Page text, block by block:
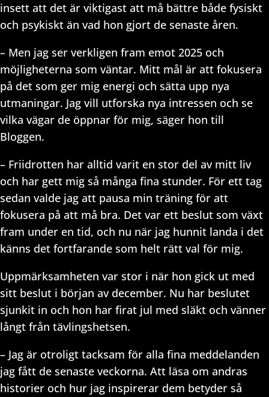
insett att det är viktigast att må bättre både fysiskt
och psykiskt än vad hon gjort de senaste åren.
– Men jag ser verkligen fram emot 2025 och
möjligheterna som väntar. Mitt mål är att fokusera
på det som ger mig energi och sätta upp nya
utmaningar. Jag vill utforska nya intressen och se
vilka vägar de öppnar för mig, säger hon till
Bloggen.
– Friidrotten har alltid varit en stor del av mitt liv
och har gett mig så många fina stunder. För ett tag
sedan valde jag att pausa min träning för att
fokusera på att må bra. Det var ett beslut som växt
fram under en tid, och nu när jag hunnit landa i det
känns det fortfarande som helt rätt val för mig.
Uppmärksamheten var stor i när hon gick ut med
sitt beslut i början av december. Nu har beslutet
sjunkit in och hon har firat jul med släkt och vänner
långt från tävlingshetsen.
– Jag är otroligt tacksam för alla fina meddelanden
jag fått de senaste veckorna. Att läsa om andras
historier och hur jag inspirerar dem betyder så